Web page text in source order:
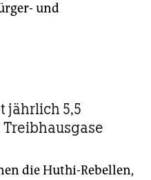
und
jährlich 5,5
die Huthi-Rebellen,